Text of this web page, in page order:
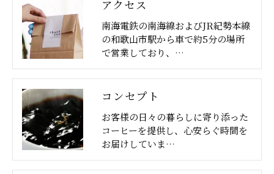
アクセス
南海電鉄の南海線およびJR紀勢本線
の和歌山市駅から車で約5分の場所
で営業しており、…
コンセプト
お客様の日々の暮らしに寄り添った
コーヒーを提供し、心安らぐ時間を
お届けしていま…